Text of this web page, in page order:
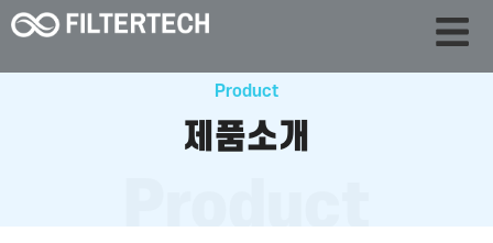
Product
제품소개
Product